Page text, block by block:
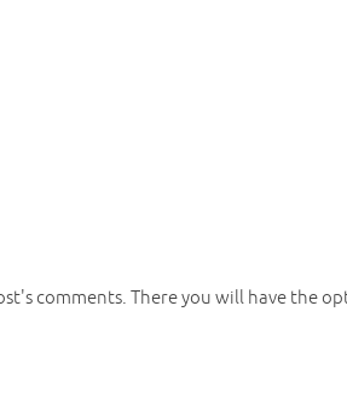
comments. There you will have the